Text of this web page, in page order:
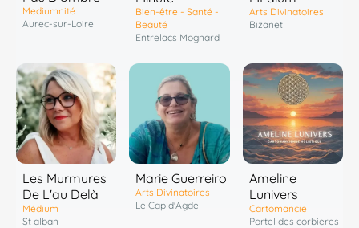
Mediumnité
Aurec-sur-Loire
Bien-être - Santé -
Beauté
Entrelacs Mognard
Arts Divinatoires
Bizanet
Les Murmures
De L'au Delà
Médium
St alban
Marie Guerreiro
Arts Divinatoires
Le Cap d'Agde
Ameline
Lunivers
Cartomancie
Portel des corbieres